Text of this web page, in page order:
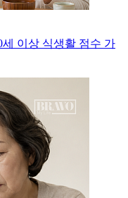
이상 식생활 점수 가